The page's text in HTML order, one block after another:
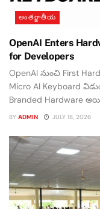
అంతర్జాతీయ
OpenAI Enters
for Developers
OpenAI నుంచి First
Micro AI Keyboard
Branded Hardware
BY ADMIN JULY 18, 2026